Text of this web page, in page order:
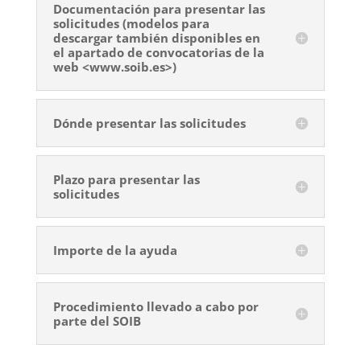
Documentación para presentar las
solicitudes (modelos para
descargar también disponibles en
el apartado de convocatorias de la
web <www.soib.es>)
Dónde presentar las solicitudes
Plazo para presentar las
solicitudes
Importe de la ayuda
Procedimiento llevado a cabo por
parte del SOIB